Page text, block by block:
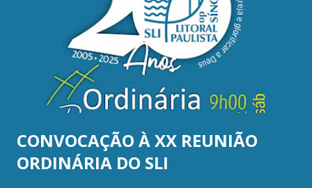
CONVOCAÇÃO À XX REUNIÃO
ORDINÁRIA DO SLI